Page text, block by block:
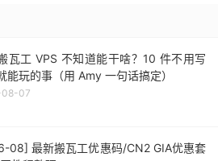
瓦工 VPS 不知道能干啥？10 件不用写
能玩的事（用 Amy 一句话搞定）
07
08] 最新搬瓦工优惠码/CN2 GIA优惠套